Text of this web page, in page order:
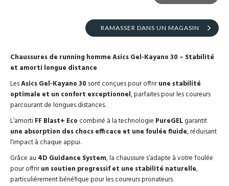
RAMASSER DANS UN MAGASIN
Chaussures de running homme Asics Gel-Kayano 30 – Stabilité
et amorti longue distance
LesAsics Gel-Kayano 30 sont conçues pour offrirune stabilité
optimale et un confort exceptionnel, parfaites pour les coureurs
parcourant de longues distances.
L’amorti FF Blast+ Eco combiné à la technologie PureGEL garantit
une absorption des chocs efficace et une foulée fluide, réduisant
l’impact à chaque appui.
Grâce au 4D Guidance System, la chaussure s’adapte à votre foulée
pour offrirun soutien progressif et une stabilité naturelle,
particulièrement bénéfique pour les coureurs pronateurs.